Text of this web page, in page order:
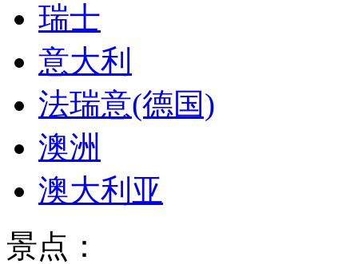
瑞士
意大利
法瑞意(德国)
澳洲
澳大利亚
景点：